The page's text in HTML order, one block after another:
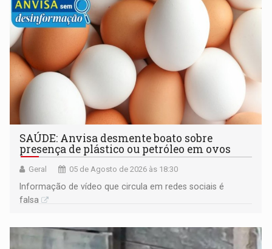
SAÚDE: Anvisa desmente boato sobre
presença de plástico ou petróleo em ovos
Geral 05 de Agosto de 2026 às 18:30
Informação de vídeo que circula em redes sociais é
falsa